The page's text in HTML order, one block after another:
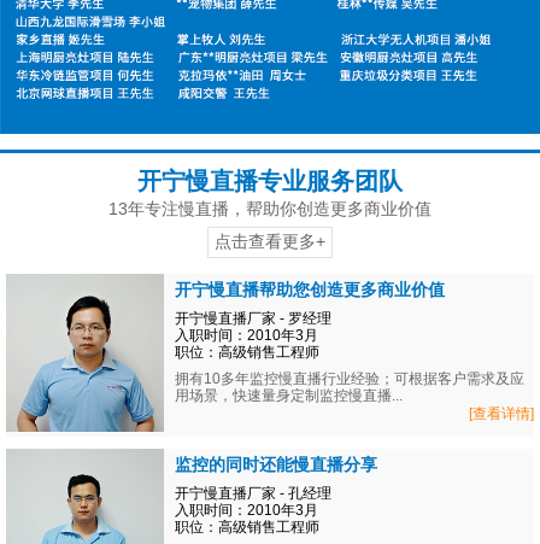
开宁慢直播专业服务团队
13年专注慢直播，帮助你创造更多商业价值
点击查看更多+
开宁慢直播帮助您创造更多商业价值
开宁慢直播厂家 - 罗经理
入职时间：2010年3月
职位：高级销售工程师
拥有10多年监控慢直播行业经验；可根据客户需求及应
用场景，快速量身定制监控慢直播...
[查看详情]
监控的同时还能慢直播分享
开宁慢直播厂家 - 孔经理
入职时间：2010年3月
职位：高级销售工程师